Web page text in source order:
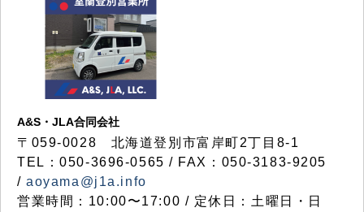
A&S・JLA合同会社
〒 059-0028 北海道登別市富岸町2丁目 8-1
TEL：050-3696-0565 / FAX：050-3183-9205
/aoyama@j1a.info
営業時間：10:00〜17:00 / 定休日：土曜日・日